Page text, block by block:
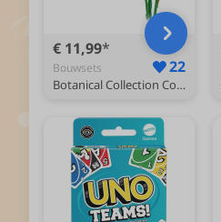
€ 11,99
Bouwsets 22
Botanical Collection Cosmeabloemen 11514